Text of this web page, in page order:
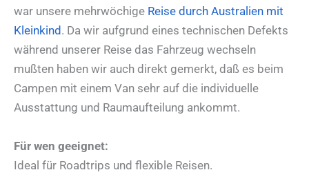
war unsere mehrwöchige Reise durch Australien mit
Kleinkind . Da wir aufgrund eines technischen Defekts
während unserer Reise das Fahrzeug wechseln
mußten haben wir auch direkt gemerkt, daß es beim
Campen mit einem Van sehr auf die individuelle
Ausstattung und Raumaufteilung ankommt.
Für wen geeignet:
Ideal für Roadtrips und flexible Reisen.